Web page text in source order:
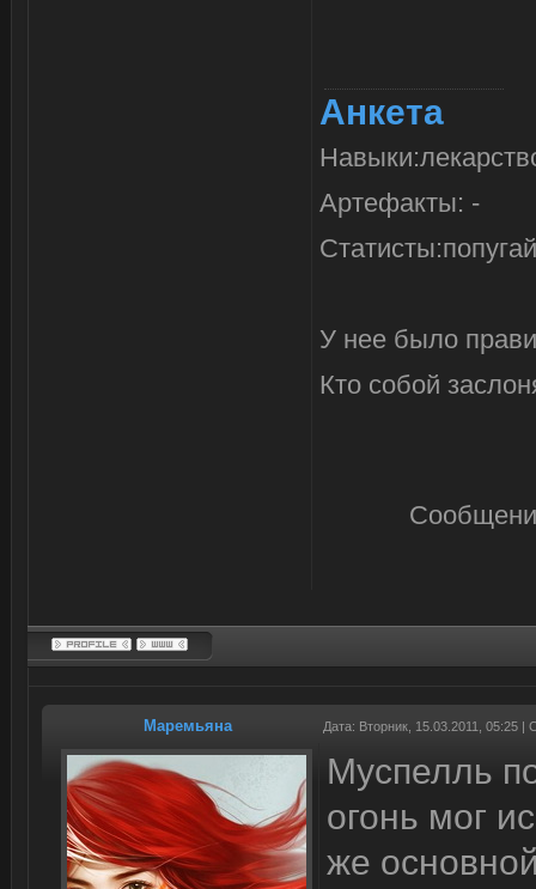
Анкета
Артефакты: -
У нее было
Кто собой
Маремьяна Дата: Вторник, 15.03.2011, 05:25
Муспелль
огонь мог
же